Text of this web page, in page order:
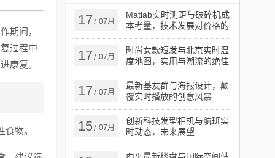
期间，
过程中
康复。
物。
17 / 07月
Matlab实时测距与破碎机成
本考量，技术发展对价格的
影响分析
17 / 07月
时尚女款短发与北京实时温
度地图，实用与潮流的绝佳
融合
17 / 07月
最新基友群与海报设计，颠
覆实时播放的创意风暴
15/ 07月
创新科技发型相机与航班实
时动态，未来展望